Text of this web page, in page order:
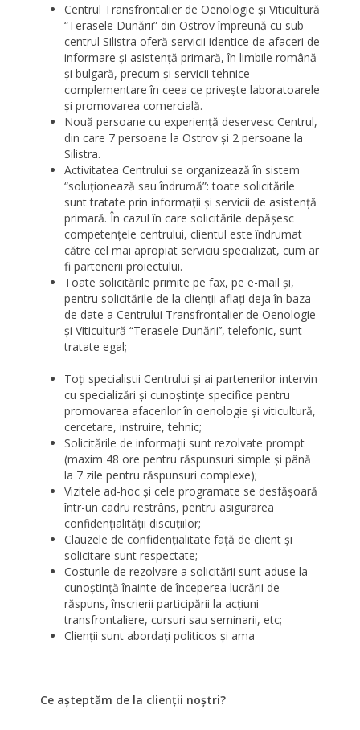
Centrul Transfrontalier de Oenologie şi Viticultură
“Terasele Dunării” din Ostrov împreună cu sub-
centrul Silistra oferă servicii identice de afaceri de
informare şi asistenţă primară, în limbile română
şi bulgară, precum şi servicii tehnice
complementare în ceea ce priveşte laboratoarele
şi promovarea comercială.
Nouă persoane cu experienţă deservesc Centrul,
din care 7 persoane la Ostrov şi 2 persoane la
Silistra.
Activitatea Centrului se organizează în sistem
“soluţionează sau îndrumă”: toate solicitările
sunt tratate prin informaţii şi servicii de asistenţă
primară. În cazul în care solicitările depăşesc
competenţele centrului, clientul este îndrumat
către cel mai apropiat serviciu specializat, cum ar
fi partenerii proiectului.
Toate solicitările primite pe fax, pe e-mail şi,
pentru solicitările de la clienţii aflaţi deja în baza
de date a Centrului Transfrontalier de Oenologie
şi Viticultură “Terasele Dunării’’, telefonic, sunt
tratate egal;
Toţi specialiştii Centrului şi ai partenerilor intervin
cu specializări şi cunoştinţe specifice pentru
promovarea afacerilor în oenologie şi viticultură,
cercetare, instruire, tehnic;
Solicitările de informaţii sunt rezolvate prompt
(maxim 48 ore pentru răspunsuri simple şi până
la 7 zile pentru răspunsuri complexe);
Vizitele ad-hoc şi cele programate se desfăşoară
într-un cadru restrâns, pentru asigurarea
confidenţialităţii discuţiilor;
Clauzele de confidenţialitate faţă de client şi
solicitare sunt respectate;
Costurile de rezolvare a solicitării sunt aduse la
cunoştinţă înainte de începerea lucrării de
răspuns, înscrierii participării la acţiuni
transfrontaliere, cursuri sau seminarii, etc;
Clienţii sunt abordaţi politicos şi ama
Ce așteptăm de la clienții noștri?